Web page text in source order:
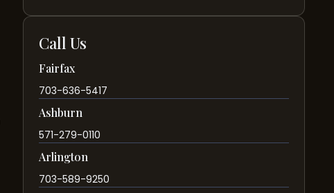
Call Us
Fairfax
703-636-5417
Ashburn
571-279-0110
Arlington
703-589-9250